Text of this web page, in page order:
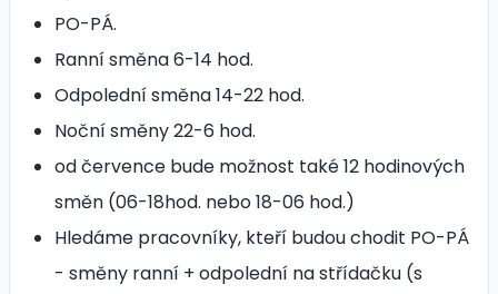
PO-PÁ.
Ranní směna 6-14 hod.
Odpolední směna 14-22 hod.
Noční směny 22-6 hod.
od července bude možnost také 12 hodinových
směn (06-18hod. nebo 18-06 hod.)
Hledáme pracovníky, kteří budou chodit PO-PÁ
- směny ranní + odpolední na střídačku (s